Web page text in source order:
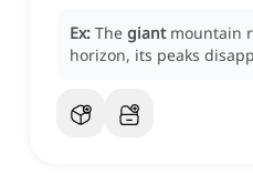
Ex: The giant mountain
horizon, its peaks